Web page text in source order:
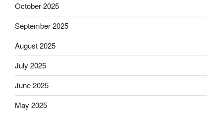
October 2025
September 2025
August 2025
July 2025
June 2025
May 2025